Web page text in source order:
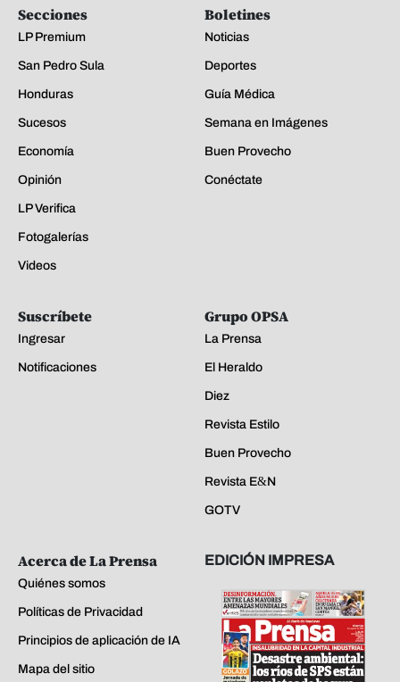
Secciones
LP Premium
San Pedro Sula
Honduras
Sucesos
Economía
Opinión
LP Verifica
Fotogalerías
Videos
Boletines
Noticias
Deportes
Guía Médica
Semana en Imágenes
Buen Provecho
Conéctate
Suscríbete
Ingresar
Notificaciones
Grupo OPSA
La Prensa
El Heraldo
Diez
Revista Estilo
Buen Provecho
Revista E&N
GOTV
Acerca de La Prensa
Quiénes somos
Políticas de Privacidad
Principios de aplicación de IA
Mapa del sitio
EDICIÓN IMPRESA